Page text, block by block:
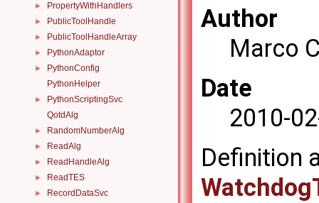
► PropertyWithHandlers
► PublicToolHandle
► PublicToolHandleArray
► PythonAdaptor
►
PythonConfig
PythonHelper
►
PythonScriptingSvc
QotdAlg
► RandomNumberAlg
► ReadAlg
► ReadHandleAlg
► ReadTES
► RecordDataSvc
Author
Marco
Date
2010-
Definition